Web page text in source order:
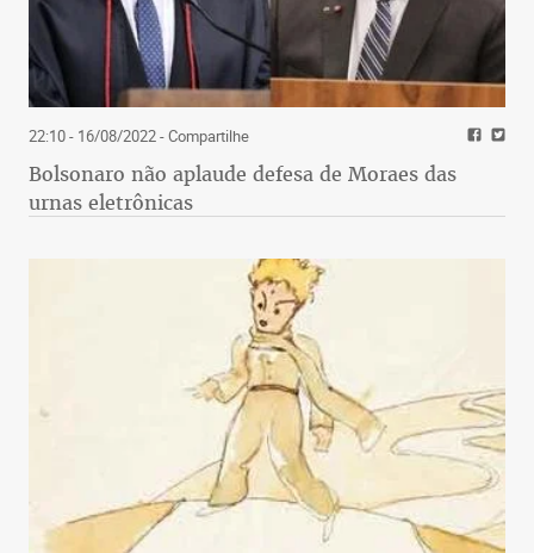
22:10 - 16/08/2022- Compartilhe
Bolsonaro não aplaude defesa de Moraes das
urnas eletrônicas